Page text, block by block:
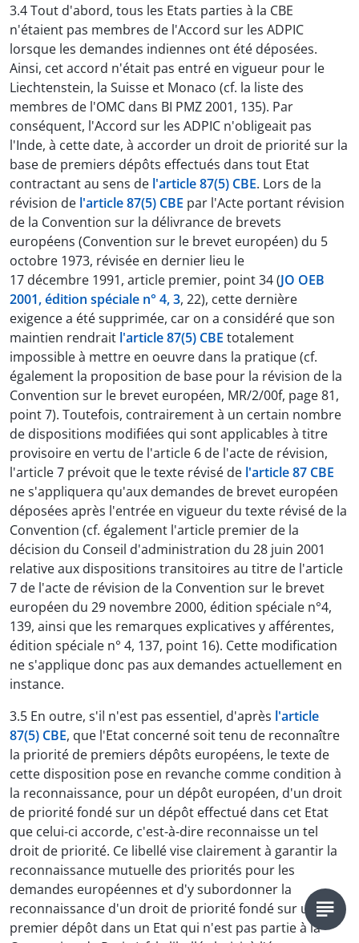
3.4 Tout d'abord, tous les Etats parties à la CBE
n'étaient pas membres de l'Accord sur les ADPIC
lorsque les demandes indiennes ont été déposées.
Ainsi, cet accord n'était pas entré en vigueur pour le
Liechtenstein, la Suisse et Monaco (cf. la liste des
membres de l'OMC dans BI PMZ 2001, 135). Par
conséquent, l'Accord sur les ADPIC n'obligeait pas
l'Inde, à cette date, à accorder un droit de priorité sur la
base de premiers dépôts effectués dans tout Etat
contractant au sens de l'article 87(5) CBE. Lors de la
révision de l'article 87(5) CBE par l'Acte portant révision
de la Convention sur la délivrance de brevets
européens (Convention sur le brevet européen) du 5
octobre 1973, révisée en dernier lieu le
17 décembre 1991, article premier, point 34 (JO OEB
2001, édition spéciale n° 4, 3, 22), cette dernière
exigence a été supprimée, car on a considéré que son
maintien rendrait l'article 87(5) CBE totalement
impossible à mettre en oeuvre dans la pratique (cf.
également la proposition de base pour la révision de la
Convention sur le brevet européen, MR/2/00f, page 81,
point 7). Toutefois, contrairement à un certain nombre
de dispositions modifiées qui sont applicables à titre
provisoire en vertu de l'article 6 de l'acte de révision,
l'article 7 prévoit que le texte révisé de l'article 87 CBE
ne s'appliquera qu'aux demandes de brevet européen
déposées après l'entrée en vigueur du texte révisé de la
Convention (cf. également l'article premier de la
décision du Conseil d'administration du 28 juin 2001
relative aux dispositions transitoires au titre de l'article
7 de l'acte de révision de la Convention sur le brevet
européen du 29 novembre 2000, édition spéciale n°4,
139, ainsi que les remarques explicatives y afférentes,
édition spéciale n° 4, 137, point 16). Cette modification
ne s'applique donc pas aux demandes actuellement en
instance.
3.5 En outre, s'il n'est pas essentiel, d'après l'article
87(5) CBE, que l'Etat concerné soit tenu de reconnaître
la priorité de premiers dépôts européens, le texte de
cette disposition pose en revanche comme condition à
la reconnaissance, pour un dépôt européen, d'un droit
de priorité fondé sur un dépôt effectué dans cet Etat
que celui-ci accorde, c'est-à-dire reconnaisse un tel
droit de priorité. Ce libellé vise clairement à garantir la
reconnaissance mutuelle des priorités pour les
demandes européennes et d'y subordonner la
reconnaissance d'un droit de priorité fondé sur un
premier dépôt dans un Etat qui n'est pas partie à la